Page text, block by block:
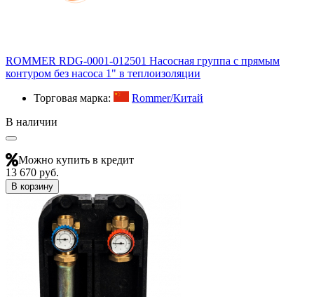
ROMMER RDG-0001-012501 Насосная группа с прямым
контуром без насоса 1" в теплоизоляции
Торговая марка:
Rommer/Китай
В наличии
Можно купить в кредит
13 670 руб.
В корзину